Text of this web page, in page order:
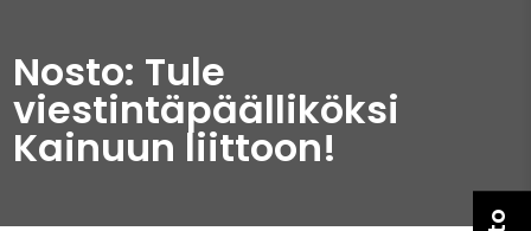
Nosto: Tule
viestintäpäälliköksi
Kainuun liittoon!